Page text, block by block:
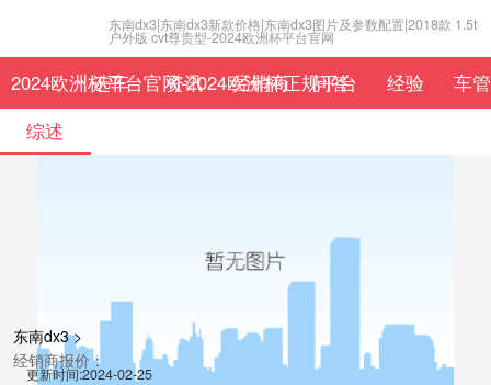
东南dx3|东南dx3新款价格|东南dx3图片及参数配置|2018款 1.5t
户外版 cvt尊贵型-2024欧洲杯平台官网
2024欧洲杯平台官网-2024欧洲杯正规平台
选车 资讯 经销商 问答 经验
车
综述
东南dx3 >
经销商报价：
更新时间:2024-02-25